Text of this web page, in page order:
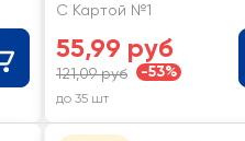
С Картой №1
55,99 руб
121,09 руб -53%
до 35 шт